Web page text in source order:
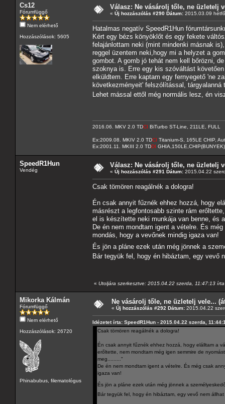
Cs12
Fórumfüggő
Nem elérhető
Hozzászólások: 5605
Válasz: Ne vásárolj tőle, ne üzletelj
« Új hozzászólás #290 Dátum: 2015.03.09
Hatalmas negatív SpeedR1Hun
Kért egy bézs könyöklőt és egy fekete
felajánlottam neki (mint mindenki másnak
reggel üzentem neki,hogy mi a helyzet a
gombot. A gomb jó tehát nem kell bőrözni,
szoknya is. Erre egy kis szóváltást
elküldtem. Erre kaptam egy fernyegető 'ne
következményeit' felszólítással,
Lehet mással ettől még normális lesz, én
2016.06. MKV 2.0 TDCI BiTurbo ST-Line, 211LE, FULL
Ex:2009.08. MKIV 2.0 TDCI Titanium-S, 165LE CHIP,
Ex:2001.11. MKIII 2.0 TDDI
SpeedR1Hun
Vendég
Válasz: Ne vásárolj tőle, ne üzletelj
« Új hozzászólás #291 Dátum: 2015.04.22
Csak tömören reagálnék a dologra!
Én csak annyit fűznék ehhez hozzá, hogy
másrészt a legfontosabb szinte rám
el is készítette neki munkája van benne, és
De én nem mondtam igent a vételre. És
mondás, hogy a vevőnek mindig igaza van!
És jön a pláne ezek után még jönnek a
Bár tegyük fel, hogy én hibáztam, egy
« Utoljára szerkesztve: 2015.04.22 szerda, 11:47:13
Mikorka Kálmán
Fórumfüggő
Nem elérhető
Hozzászólások: 26720
Phinabubus, filematológus
Ne vásárolj tőle, ne üzletelj vele...
« Új hozzászólás #292 Dátum: 2015.04.22
Idézetet írta: SpeedR1Hun - 2015.04.22 szerda,
Csak tömören reagálnék a dologra!
Én csak annyit fűznék ehhez hozzá, hogy elálltam a
erőltette, nem mondtam még igen semmire de
meg........."
De én nem mondtam igent a vételre. És még csak
igaza van!
És jön a pláne ezek után még jönnek a
Bár tegyük fel, hogy én hibáztam, egy vevő nem